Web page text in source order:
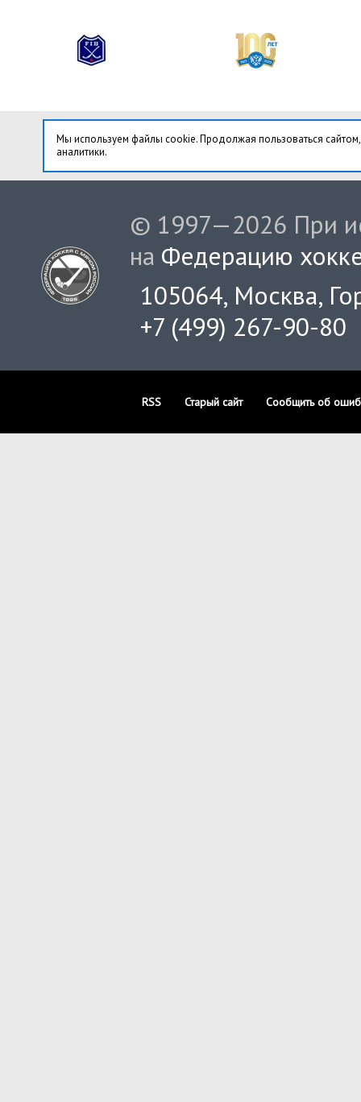
Мы используем файлы cookie. Продолжая пользоваться
аналитики.
© 1997—2026 При
на Федерацию
105064, Москва,
+7 (499) 267-90-80
RSS Старый сайт Сообщить об